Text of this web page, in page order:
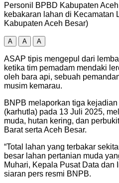
Personil BPBD Kabupaten
kebakaran lahan di Kecamatan
Kabupaten Aceh Besar)
A A A
ASAP tipis mengepul dari
ketika tim pemadam mendaki
oleh bara api, sebuah
musim kemarau.
BNPB melaporkan tiga
(karhutla) pada 13 Juli 2025,
muda, hutan kering, dan
Barat serta Aceh Besar.
“Total lahan yang terbakar
besar lahan pertanian muda
Muhari, Kepala Pusat Data dan
siaran pers resmi BNPB.